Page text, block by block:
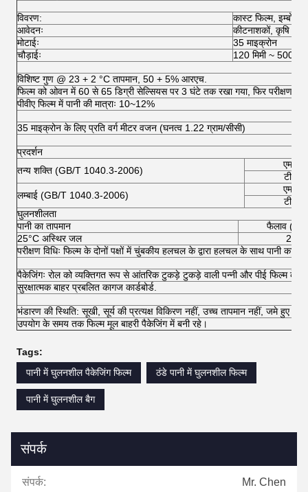
विवरण:
कास्ट फिल्म, इम्बोस्ड,
आवेदनः
कीटनाशकों, कृषि
मोटाईः
35 माइक्रोन
चौड़ाईः
120 मिमी ~ 500
विशिष्ट गुण @ 23 + 2 °C तापमान, 50 + 5% आरएच.
फिल्म को ओवन में 60 से 65 डिग्री सेल्सियस पर 3 घंटे तक रखा गया, फिर परीक्षण की
पीवीए फिल्म में पानी की मात्राः 10~12%
35 माइक्रोन के लिए प्रति वर्ग मीटर वजन (घनत्व 1.22 ग्राम/सीसी)
प्रदर्शन
तन्य शक्ति (GB/T 1040.3-2006)
एम.डी.
टी.डी.
लम्बाई (GB/T 1040.3-2006)
एम.डी.
टी.डी.
घुलनशीलता
पानी का तापमान
फैलाव
25°C अस्थिर जल
25
परीक्षण विधिः फिल्म के दोनों पक्षों में चुंबकीय हलचल के द्वारा हलचल के साथ पानी का
पैकेजिंगः रोल को व्यक्तिगत रूप से आंतरिक टुकड़े टुकड़े वाली पन्नी और पीई फिल्म के
सुरक्षात्मक बाहर प्रबलित कागज कार्डबोर्ड.
भंडारण की स्थिति: सूखी, सूर्य की प्रत्यक्ष विकिरण नहीं, उच्च तापमान नहीं, जमे हुए
उपयोग के समय तक फिल्म मूल बाहरी पैकेजिंग में बनी रहे।
Tags:
पानी में घुलनशील पैकेजिंग फिल्म
ठंडे पानी में घुलनशील फिल्म
पानी में घुलनशील बैग
संपर्क
संपर्क: Mr. Chen